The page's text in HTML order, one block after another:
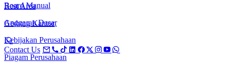
Board Manual
Anggaran Dasar
Kebijakan Perusahaan
Piagam Perusahaan
Rest Area
Gedung Kantor
Contact Us